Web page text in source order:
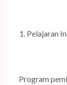
Pelajaran
Program